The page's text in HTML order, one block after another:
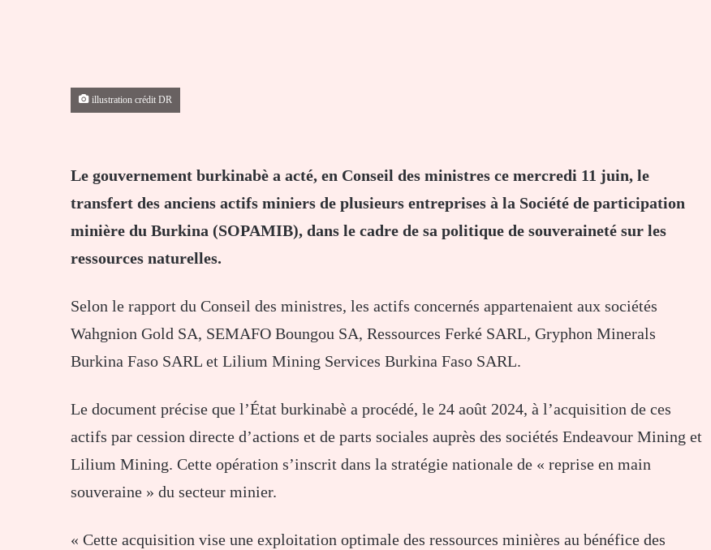
illustration crédit DR
Le gouvernement burkinabè a acté, en Conseil des ministres ce mercredi 11 juin, le
transfert des anciens actifs miniers de plusieurs entreprises à la Société de participation
minière du Burkina (SOPAMIB), dans le cadre de sa politique de souveraineté sur les
ressources naturelles.
Selon le rapport du Conseil des ministres, les actifs concernés appartenaient aux sociétés
Wahgnion Gold SA, SEMAFO Boungou SA, Ressources Ferké SARL, Gryphon Minerals
Burkina Faso SARL et Lilium Mining Services Burkina Faso SARL.
Le document précise que l’État burkinabè a procédé, le 24 août 2024, à l’acquisition de ces
actifs par cession directe d’actions et de parts sociales auprès des sociétés Endeavour Mining et
Lilium Mining. Cette opération s’inscrit dans la stratégie nationale de « reprise en main
souveraine » du secteur minier.
« Cette acquisition vise une exploitation optimale des ressources minières au bénéfice des